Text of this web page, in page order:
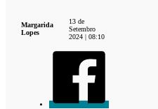
Margarida
Lopes
13 de
Setembro
2024 | 08:10